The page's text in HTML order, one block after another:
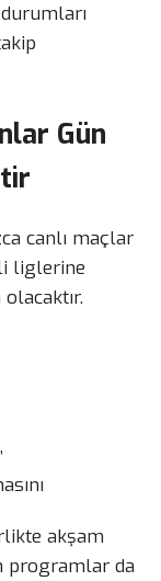
Gün
canlı maçlar
liglerine
akşam
programlar da